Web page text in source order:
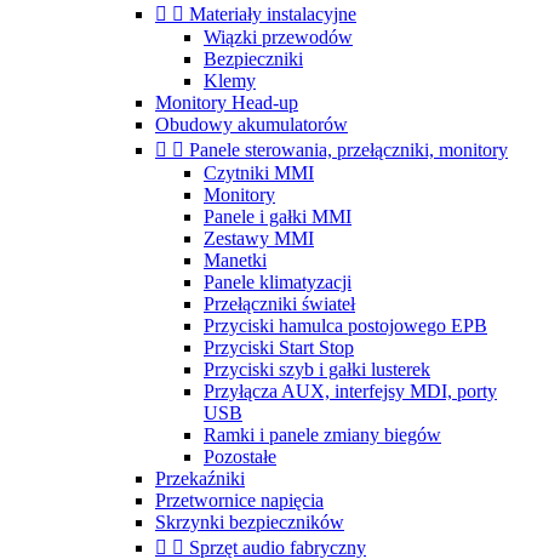
  Materiały instalacyjne
Wiązki przewodów
Bezpieczniki
Klemy
Monitory Head-up
Obudowy akumulatorów
  Panele sterowania, przełączniki, monitory
Czytniki MMI
Monitory
Panele i gałki MMI
Zestawy MMI
Manetki
Panele klimatyzacji
Przełączniki świateł
Przyciski hamulca postojowego EPB
Przyciski Start Stop
Przyciski szyb i gałki lusterek
Przyłącza AUX, interfejsy MDI, porty
USB
Ramki i panele zmiany biegów
Pozostałe
Przekaźniki
Przetwornice napięcia
Skrzynki bezpieczników
  Sprzęt audio fabryczny